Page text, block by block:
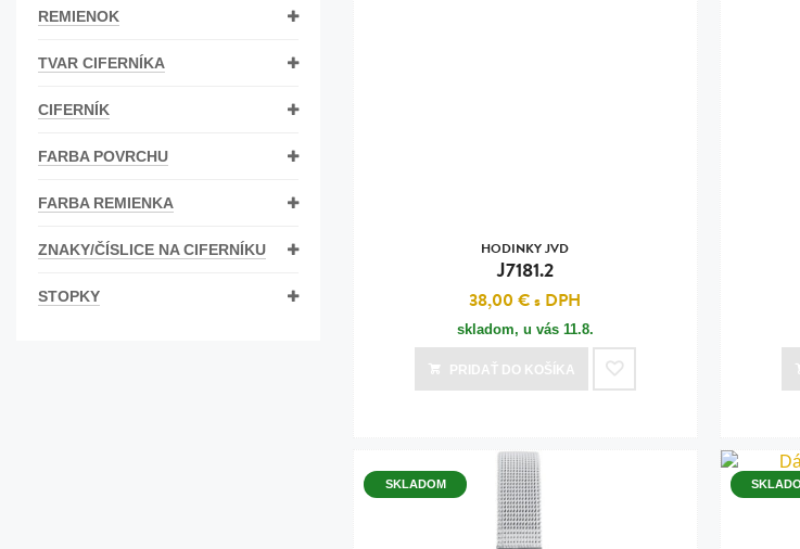
REMIENOK
TVAR CIFERNÍKA
CIFERNÍK
FARBA POVRCHU
FARBA REMIENKA
ZNAKY/ČÍSLICE NA CIFERNÍKU
STOPKY
HODINKY JVD
J7181.2
38,00 €s DPH
skladom, u vás 11.8.
PRIDAŤDO KOŠÍKA
SKLADOM